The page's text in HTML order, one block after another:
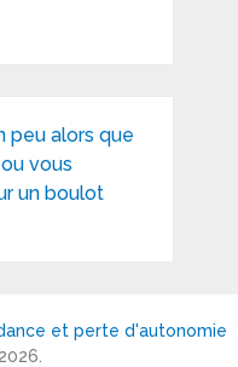
peu alors que
vous
un boulot
et perte d'autonomie